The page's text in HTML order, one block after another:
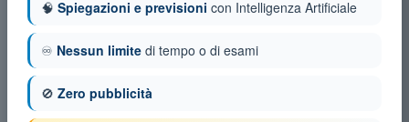
🧠 Spiegazioni e previsioni con Intelligenza Artificiale
♾️ Nessun limite di tempo o di esami
🚫 Zero pubblicità